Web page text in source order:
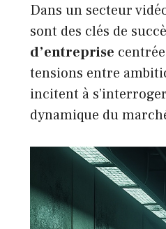
Dans un secteur
sont des clés de
d’entreprise
tensions entre
incitent à
dynamique du